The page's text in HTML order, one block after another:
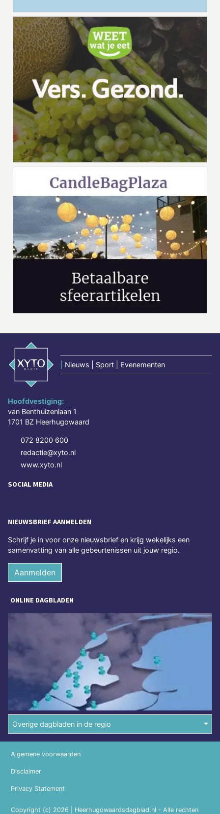
Nieuws | Sport | Evenementen
Hoofdvestiging:
van Benthuizenlaan 1
1701 BZ Heerhugowaard
072 8200 600
redactie@xyto.nl
www.xyto.nl
SOCIAL MEDIA
NIEUWSBRIEF AANMELDEN
Schrijf je in voor onze nieuwsbrief en krijg wekelijks een
samenvatting van alle gebeurtenissen uit jouw regio.
Aanmelden
ONLINE DAGBLADEN
Overige dagbladen in de regio
Copyright (c) 2026 | Heerhugowaardsdagblad.nl - Alle rechten
Algemene voorwaarden
Disclaimer
Privacy Statement